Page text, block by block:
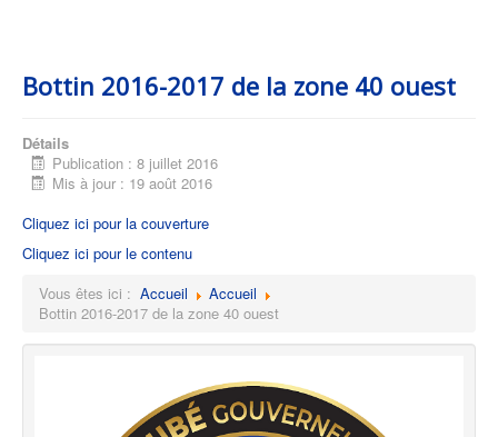
Bottin 2016-2017 de la zone 40 ouest
Détails
Publication : 8 juillet 2016
Mis à jour : 19 août 2016
Cliquez ici pour la couverture
Cliquez ici pour le contenu
Vous êtes ici : Accueil
Accueil
Bottin 2016-2017 de la zone 40 ouest